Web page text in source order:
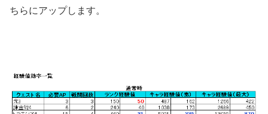
ちらにアップします。